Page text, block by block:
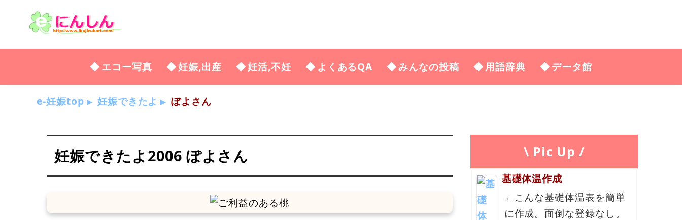
エコー写真 妊娠,出産 妊活,不妊 よくあるQA みんなの投稿 用語辞典 データ館
e-妊娠top 妊娠できたよ ぽよさん
妊娠できたよ2006 ぽよさん \ Pic Up /
基礎体温作成
←こんな基礎体温表を簡単
に作成。面倒な登録なし。